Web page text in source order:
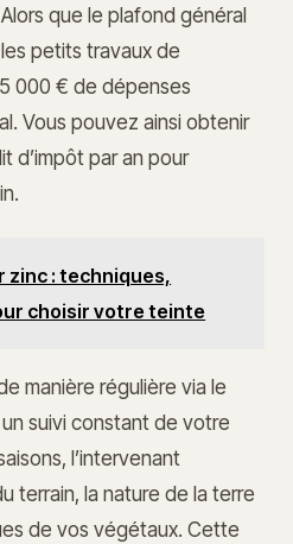
que le plafond général
petits travaux de
000 € de dépenses
Vous pouvez ainsi obtenir
d’impôt par an pour
zinc : techniques,
choisir votre teinte
manière régulière via le
un suivi constant de votre
l’intervenant
terrain, la nature de la terre
de vos végétaux. Cette